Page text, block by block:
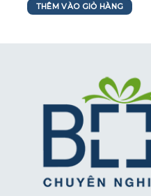
THÊM VÀO GIỎ HÀNG